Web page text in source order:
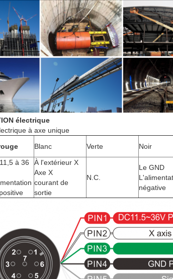
électrique
à axe unique
Blanc Verte Noir
à 36
À l'extérieur X
Axe X
courant de
sortie
N.C.
Le GND
négative